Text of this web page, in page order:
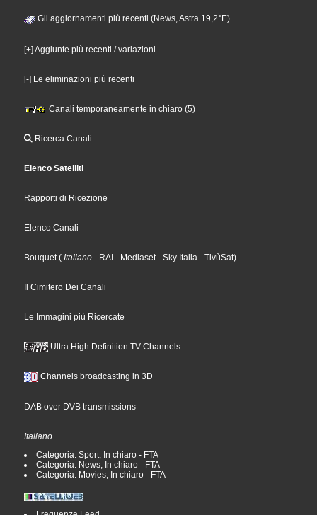
Gli aggiornamenti più recenti (News, Astra 19,2°E)
[+] Aggiunte più recenti / variazioni
[-] Le eliminazioni più recenti
Canali temporaneamente in chiaro (5)
Ricerca Canali
Elenco Satelliti
Rapporti di Ricezione
Elenco Canali
Bouquet( Italiano - RAI - Mediaset- Sky Italia - TivùSat)
Il Cimitero Dei Canali
Le Immagini più Ricercate
Ultra High Definition TV Channels
Channels broadcasting in 3D
DAB over DVB transmissions
Italiano
Categoria: Sport, In chiaro - FTA
Categoria: News, In chiaro - FTA
Categoria: Movies, In chiaro - FTA